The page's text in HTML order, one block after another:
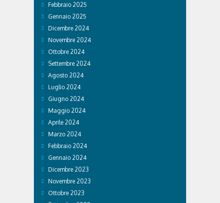
Febbraio 2025
Gennaio 2025
Dicembre 2024
Novembre 2024
Ottobre 2024
Settembre 2024
Agosto 2024
Luglio 2024
Giugno 2024
Maggio 2024
Aprile 2024
Marzo 2024
Febbraio 2024
Gennaio 2024
Dicembre 2023
Novembre 2023
Ottobre 2023